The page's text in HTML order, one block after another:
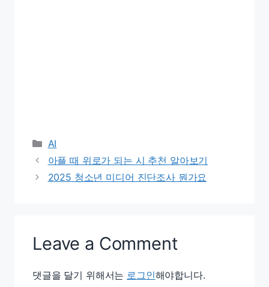
Categories
AI
아플 때 위로가 되는 시 추천 알아보기
2025 청소년 미디어 진단조사 뭔가요
Leave a Comment
댓글을 달기 위해서는 로그인해야합니다.